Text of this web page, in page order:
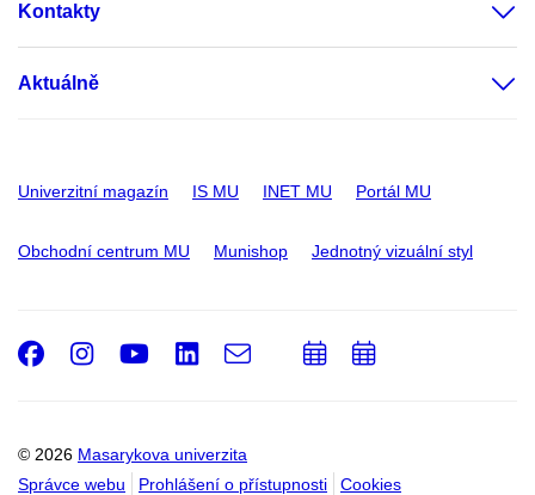
Kontakty
Aktuálně
Univerzitní magazín IS MU INET MU Portál MU
Obchodní centrum MU Munishop Jednotný vizuální styl
© 2026 Masarykova univerzita
Správce webu
Prohlášení o přístupnosti Cookies
Facebook
Instagram
Youtube
LinkedIn
e-
PřidatPřidat